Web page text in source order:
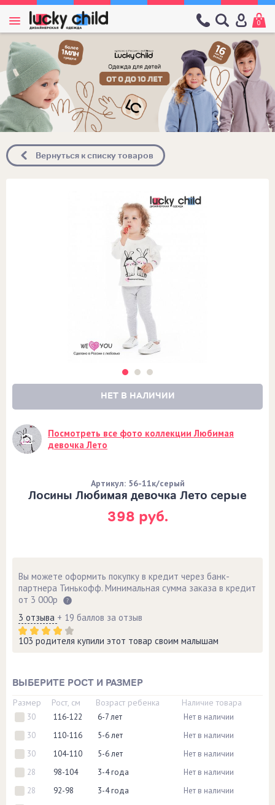
0
Вернуться к списку товаров
НЕТ В НАЛИЧИИ
Посмотреть все фото коллекции Любимая
девочка Лето
398 руб.
Лосины Любимая девочка Лето серые
Артикул: 56-11к/серый
Вы можете оформить покупку в кредит через банк-
партнера Тинькофф. Минимальная сумма заказа в кредит
от 3 000р
3 отзыва + 19 баллов за отзыв
103 родителя купили этот товар своим малышам
ВЫБЕРИТЕ РОСТ И РАЗМЕР
Размер Рост, см Возраст ребенка Наличие товара
30 116-122 6-7 лет
Нет в наличии
30
110-116 5-6 лет
Нет в наличии
30
104-110 5-6 лет
Нет в наличии
28
98-104 3-4 года
Нет в наличии
28
92-98 3-4 года
Нет в наличии